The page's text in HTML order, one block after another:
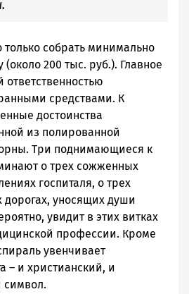
собрать минимально
200 тыс. руб.). Главное
средствами. К
достоинства
из полированной
Три поднимающиеся к
о трех сожженных
госпиталя, о трех
уносящих души
увидит в этих витках
профессии. Кроме
увенчивает
– и христианский, и
символ.